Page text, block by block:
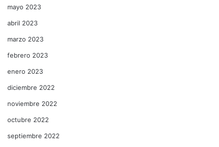
mayo 2023
abril 2023
marzo 2023
febrero 2023
enero 2023
diciembre 2022
noviembre 2022
octubre 2022
septiembre 2022